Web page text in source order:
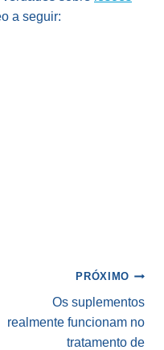
a seguir:
PRÓXIMO
Os suplementos
realmente funcionam no
tratamento de